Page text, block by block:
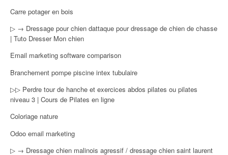
Carre potager en bois
▷ → Dressage pour chien dattaque pour dressage de chien de chasse
| Tuto Dresser Mon chien
Email marketing software comparison
Branchement pompe piscine intex tubulaire
▷▷ Perdre tour de hanche et exercices abdos pilates ou pilates
niveau 3 | Cours de Pilates en ligne
Coloriage nature
Odoo email marketing
▷ → Dressage chien malinois agressif / dressage chien saint laurent